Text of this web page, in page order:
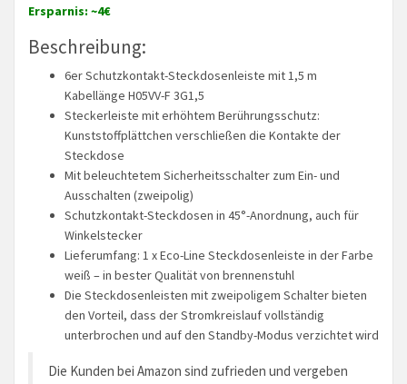
Ersparnis: ~4€
Beschreibung:
6er Schutzkontakt-Steckdosenleiste mit 1,5 m
Kabellänge H05VV-F 3G1,5
Steckerleiste mit erhöhtem Berührungsschutz:
Kunststoffplättchen verschließen die Kontakte der
Steckdose
Mit beleuchtetem Sicherheitsschalter zum Ein- und
Ausschalten (zweipolig)
Schutzkontakt-Steckdosen in 45°-Anordnung, auch für
Winkelstecker
Lieferumfang: 1 x Eco-Line Steckdosenleiste in der Farbe
weiß – in bester Qualität von brennenstuhl
Die Steckdosenleisten mit zweipoligem Schalter bieten
den Vorteil, dass der Stromkreislauf vollständig
unterbrochen und auf den Standby-Modus verzichtet wird
Die Kunden bei Amazon sind zufrieden und vergeben